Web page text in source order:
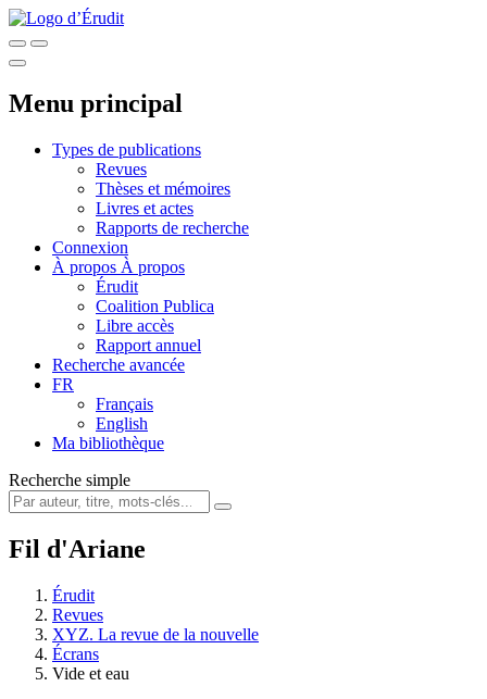
Menu principal
Types de publications
Revues
Thèses et mémoires
Livres et actes
Rapports de recherche
Connexion
À propos À propos
Érudit
Coalition Publica
Libre accès
Rapport annuel
Recherche avancée
FR
Français
English
Ma bibliothèque
Recherche simple
Fil d'Ariane
Érudit
Revues
XYZ. La revue de la nouvelle
Écrans
Vide et eau